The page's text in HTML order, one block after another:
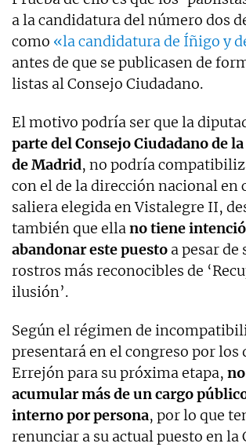
a la candidatura del número dos
como «la candidatura de Íñigo y
antes de que se publicasen de
listas al Consejo Ciudadano.
El motivo podría ser que la
parte del Consejo Ciudadano de
de Madrid, no podría
con el de la dirección nacional en
saliera elegida en Vistalegre II,
también que ellano tiene
abandonar este puesto a pesar de
rostros más reconocibles de
ilusión’.
Según el régimen de
presentará en el congreso por los
Errejón para su próxima etapa,
acumular más de un cargo
interno por persona, por lo que
renunciar a su actual puesto en la